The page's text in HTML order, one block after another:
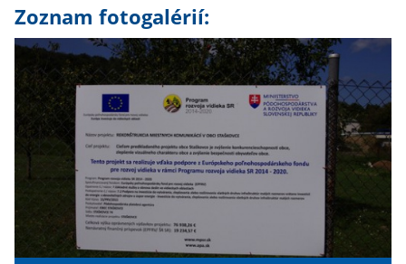
Zoznam fotogalérií: